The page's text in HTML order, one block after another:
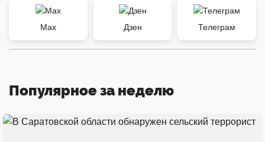
Max Дзен Телеграм
Популярное за неделю